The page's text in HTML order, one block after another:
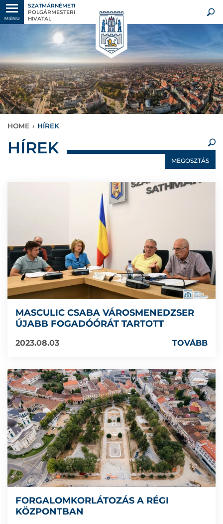
MENU
SZATMÁRNÉMETI
POLGÁRMESTERI
HIVATAL
HOME › HÍREK
×
HÍREK
MEGOSZTÁS
MASCULIC CSABA VÁROSMENEDZSER
ÚJABB FOGADÓÓRÁT TARTOTT
2023.08.03 TOVÁBB
FORGALOMKORLÁTOZÁS A RÉGI
KÖZPONTBAN